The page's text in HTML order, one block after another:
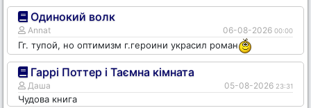
Одинокий волк
Annat 06-08-2026 00:00
Гг. тупой, но оптимизм г.героини украсил роман
Гаррі Поттер і Таємна кімната
Даша 05-08-2026 23:31
Чудова книга